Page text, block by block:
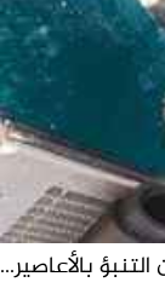
بالأعاصير...